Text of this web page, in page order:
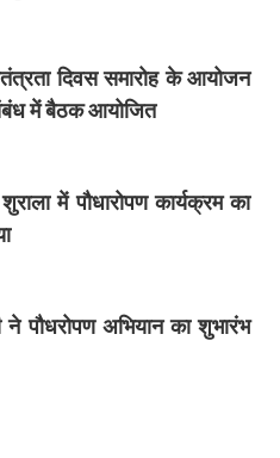
दिवस समारोह के आयोजन
में बैठक आयोजित
में पौधारोपण कार्यक्रम का
ने पौधरोपण अभियान का शुभारंभ